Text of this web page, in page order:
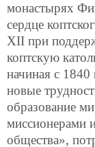
монастырях
сердце
XII при
коптскую
начиная с
новые
образование
миссионерами
общества»,